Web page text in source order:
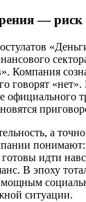
— риск
Компания
говорят
официального
а
идти
В эпоху
мощным
ситуации.